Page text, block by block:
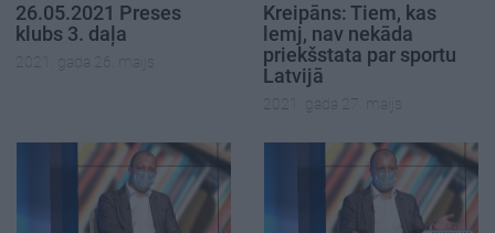
26.05.2021 Preses
klubs 3. daļa
2021. gada 26. maijs
Kreipāns: Tiem, kas
lemj, nav nekāda
priekšstata par sportu
Latvijā
2021. gada 27. maijs